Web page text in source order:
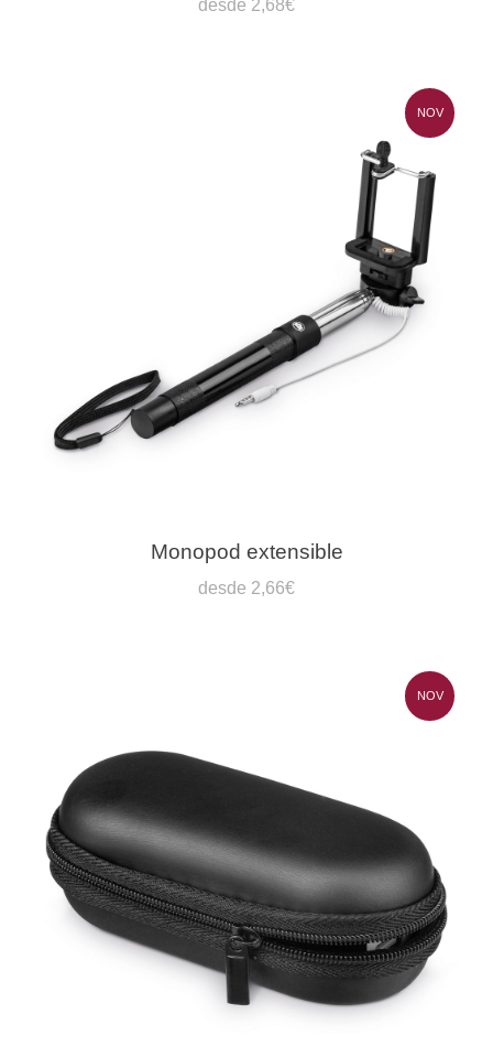
desde 2,68€
NOV
Monopod extensible
desde 2,66€
NOV